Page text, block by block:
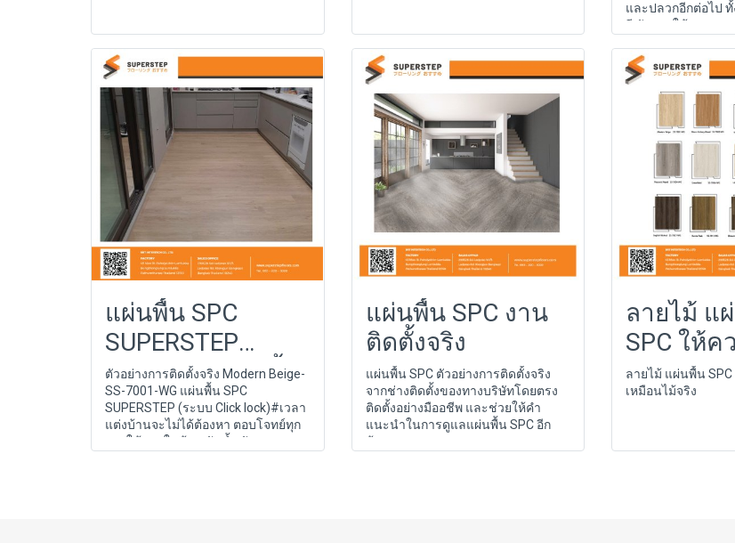
และปลวกอีกต่อไป ทั้
ปี กับการใช้งาน
แผ่นพื้น SPC
SUPERSTEP
ตัวอย่างการติดตั้ง
จริง Modern
Beige-SS-7001-
WG
ตัวอย่างการติดตั้งจริง Modern Beige-
SS-7001-WG แผ่นพื้น SPC
SUPERSTEP (ระบบ Click lock)#เวลา
แต่งบ้านจะไม่ได้ต้องหา ตอบโจทย์ทุก
การใช้งานในบ้าน กันน้ำ กันปลวก
แผ่นพื้น SPC งาน
ติดตั้งจริง
แผ่นพื้น SPC ตัวอย่างการติดตั้งจริง
จากช่างติดตั้งของทางบริษัทโดยตรง
ติดตั้งอย่างมืออชีพ และช่วยให้คำ
แนะนำในการดูแลแผ่นพื้น SPC อีก
ด้วย
ลายไม้ แ
SPC ให้ค
เหมือนไม้
ลายไม้ แผ่นพื้น
เหมือนไม้จริง